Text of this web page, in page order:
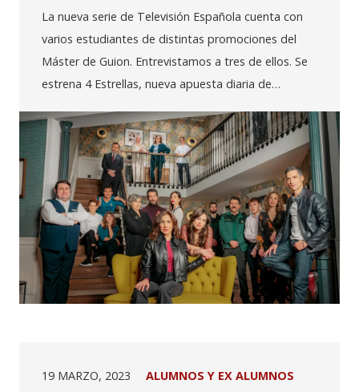
La nueva serie de Televisión Española cuenta con
varios estudiantes de distintas promociones del
Máster de Guion. Entrevistamos a tres de ellos. Se
estrena 4 Estrellas, nueva apuesta diaria de…
19 MARZO, 2023 ALUMNOS Y EX ALUMNOS